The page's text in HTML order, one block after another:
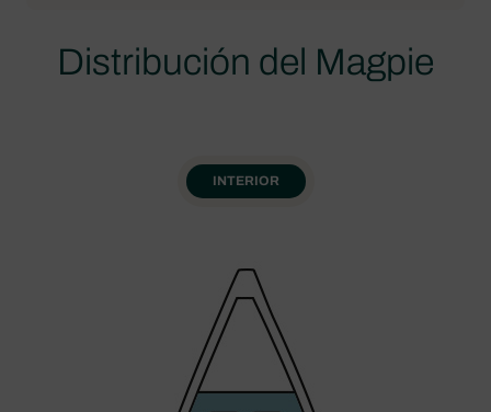
Distribución del Magpie
INTERIOR